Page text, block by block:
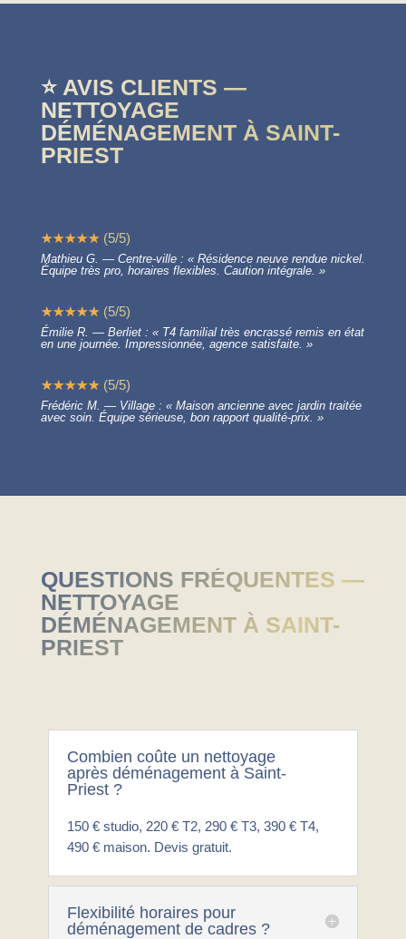
⭐ AVIS CLIENTS —
NETTOYAGE
DÉMÉNAGEMENT À SAINT-
PRIEST
☆☆☆☆☆ (5/5)
Mathieu G. — Centre-ville : « Résidence neuve rendue nickel.
Équipe très pro, horaires flexibles. Caution intégrale. »
☆☆☆☆☆ (5/5)
Émilie R. — Berliet : « T4 familial très encrassé remis en état
en une journée. Impressionnée, agence satisfaite. »
☆☆☆☆☆ (5/5)
Frédéric M. — Village : « Maison ancienne avec jardin traitée
avec soin. Équipe sérieuse, bon rapport qualité-prix. »
QUESTIONS FRÉQUENTES —
NETTOYAGE
DÉMÉNAGEMENT À SAINT-
PRIEST
Combien coûte un nettoyage
après déménagement à Saint-
Priest ?
150 € studio, 220 € T2, 290 € T3, 390 € T4,
490 € maison. Devis gratuit.
Flexibilité horaires pour
déménagement de cadres ?